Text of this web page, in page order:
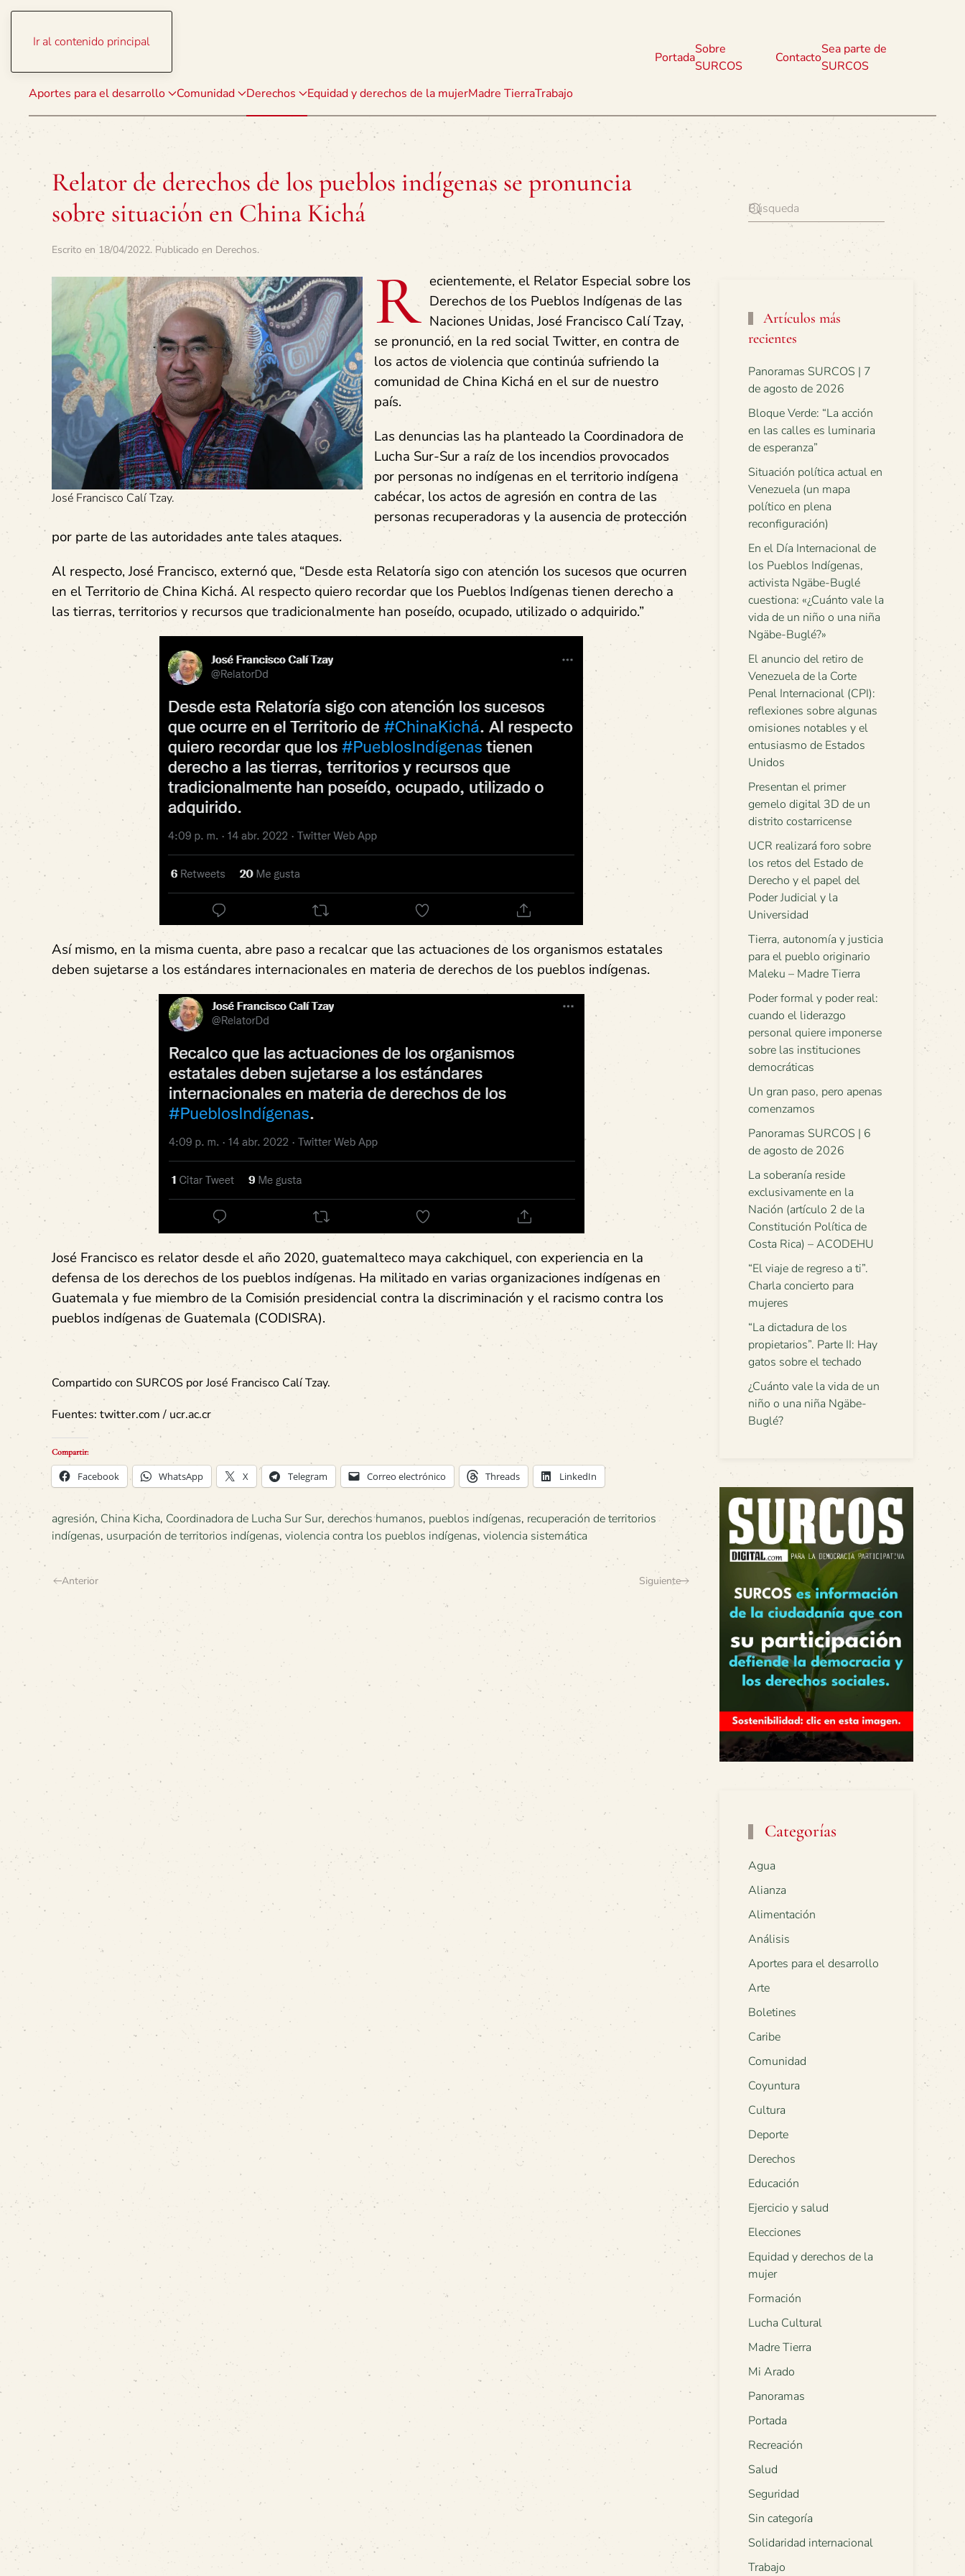
Ir al contenido principal
Aportes para el desarrollo Comunidad Derechos Equidad y derechos de la mujerMadre TierraTrabajo
Portada
Sobre
SURCOS
Contacto
Sea parte de
SURCOS
Relator de derechos de los pueblos indígenas se pronuncia
sobre situación en China Kichá
Escrito en 18/04/2022. Publicado en Derechos.
José Francisco Calí Tzay.
R ecientemente, el Relator Especial sobre los
Derechos de los Pueblos Indígenas de las
Naciones Unidas, José Francisco Calí Tzay,
se pronunció, en la red social Twitter, en contra de
los actos de violencia que continúa sufriendo la
comunidad de China Kichá en el sur de nuestro
país.
Las denuncias las ha planteado la Coordinadora de
Lucha Sur-Sur a raíz de los incendios provocados
por personas no indígenas en el territorio indígena
cabécar, los actos de agresión en contra de las
personas recuperadoras y la ausencia de protección
por parte de las autoridades ante tales ataques.
Al respecto, José Francisco, externó que, “Desde esta Relatoría sigo con atención los sucesos que ocurren
en el Territorio de China Kichá. Al respecto quiero recordar que los Pueblos Indígenas tienen derecho a
las tierras, territorios y recursos que tradicionalmente han poseído, ocupado, utilizado o adquirido.”
Así mismo, en la misma cuenta, abre paso a recalcar que las actuaciones de los organismos estatales
deben sujetarse a los estándares internacionales en materia de derechos de los pueblos indígenas.
José Francisco es relator desde el año 2020, guatemalteco maya cakchiquel, con experiencia en la
defensa de los derechos de los pueblos indígenas. Ha militado en varias organizaciones indígenas en
Guatemala y fue miembro de la Comisión presidencial contra la discriminación y el racismo contra los
pueblos indígenas de Guatemala (CODISRA).
Compartido con SURCOS por José Francisco Calí Tzay.
Fuentes: twitter.com / ucr.ac.cr
Compartir:
Facebook WhatsApp X Telegram Correo electrónico Threads LinkedIn
agresión, China Kicha, Coordinadora de Lucha Sur Sur, derechos humanos, pueblos indígenas, recuperación de territorios
indígenas, usurpación de territorios indígenas, violencia contra los pueblos indígenas, violencia sistemática
Anterior Siguiente
Artículos más
recientes
Panoramas SURCOS | 7
de agosto de 2026
Bloque Verde: “La acción
en las calles es luminaria
de esperanza”
Situación política actual en
Venezuela (un mapa
político en plena
reconfiguración)
En el Día Internacional de
los Pueblos Indígenas,
activista Ngäbe-Buglé
cuestiona: «¿Cuánto vale la
vida de un niño o una niña
Ngäbe-Buglé?»
El anuncio del retiro de
Venezuela de la Corte
Penal Internacional (CPI):
reflexiones sobre algunas
omisiones notables y el
entusiasmo de Estados
Unidos
Presentan el primer
gemelo digital 3D de un
distrito costarricense
UCR realizará foro sobre
los retos del Estado de
Derecho y el papel del
Poder Judicial y la
Universidad
Tierra, autonomía y justicia
para el pueblo originario
Maleku – Madre Tierra
Poder formal y poder real:
cuando el liderazgo
personal quiere imponerse
sobre las instituciones
democráticas
Un gran paso, pero apenas
comenzamos
Panoramas SURCOS | 6
de agosto de 2026
La soberanía reside
exclusivamente en la
Nación (artículo 2 de la
Constitución Política de
Costa Rica) – ACODEHU
“El viaje de regreso a ti”.
Charla concierto para
mujeres
“La dictadura de los
propietarios”. Parte II: Hay
gatos sobre el techado
¿Cuánto vale la vida de un
niño o una niña Ngäbe-
Buglé?
Categorías
Agua
Alianza
Alimentación
Análisis
Aportes para el desarrollo
Arte
Boletines
Caribe
Comunidad
Coyuntura
Cultura
Deporte
Derechos
Educación
Ejercicio y salud
Elecciones
Equidad y derechos de la
mujer
Formación
Lucha Cultural
Madre Tierra
Mi Arado
Panoramas
Portada
Recreación
Salud
Seguridad
Sin categoría
Solidaridad internacional
Trabajo